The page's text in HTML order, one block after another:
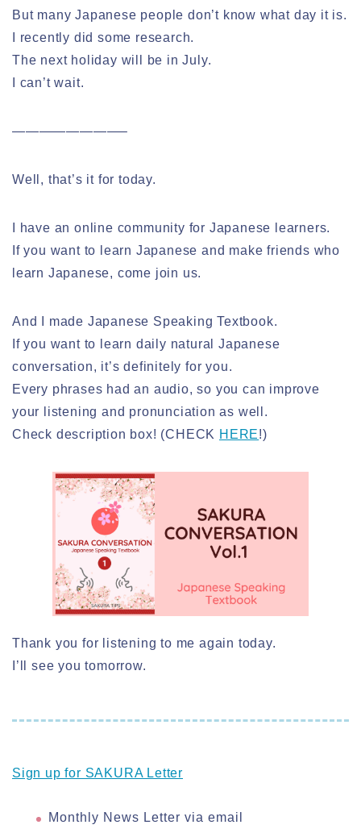
But many Japanese people don’t know what day it is.
I recently did some research.
The next holiday will be in July.
I can’t wait.
————————–
Well, that’s it for today.
I have an online community for Japanese learners.
If you want to learn Japanese and make friends who
learn Japanese, come join us.
And I made Japanese Speaking Textbook.
If you want to learn daily natural Japanese
conversation, it’s definitely for you.
Every phrases had an audio, so you can improve
your listening and pronunciation as well.
Check description box! (CHECK HERE!)
Thank you for listening to me again today.
I’ll see you tomorrow.
Sign up for SAKURA Letter
Monthly News Letter via email